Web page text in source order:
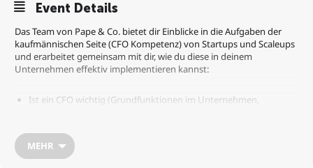
Event Details
Das Team von Pape & Co. bietet dir Einblicke in die Aufgaben der
kaufmännischen Seite (CFO Kompetenz) von Startups und Scaleups
und erarbeitet gemeinsam mit dir, wie du diese in deinem
Unternehmen effektiv implementieren kannst:
Ist ein CFO wichtig (Grundfunktionen im Unternehmen,
Erfolgsfaktor: Projektmanagement
Werkzeuge/Aufgabenbereiche des CFO
(Unternehmensplanung/Controlling, Reporting/
MEHR